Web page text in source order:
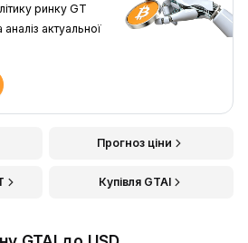
ринку GT
актуальної
Прогноз ціни
Купівля GTAI